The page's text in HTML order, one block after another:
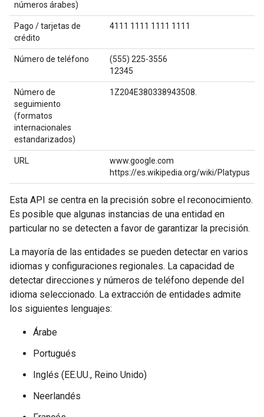
números árabes)
Pago / tarjetas de
crédito
4111 1111 1111 1111
Número de teléfono
(555) 225-3556
12345
Número de
seguimiento
(formatos
internacionales
estandarizados)
1Z204E380338943508.
URL
www.google.com
https://es.wikipedia.org/wiki/Platypus
Esta API se centra en la precisión sobre el reconocimiento.
Es posible que algunas instancias de una entidad en
particular no se detecten a favor de garantizar la precisión.
La mayoría de las entidades se pueden detectar en varios
idiomas y configuraciones regionales. La capacidad de
detectar direcciones y números de teléfono depende del
idioma seleccionado. La extracción de entidades admite
los siguientes lenguajes:
Árabe
Portugués
Inglés (EE.UU., Reino Unido)
Neerlandés